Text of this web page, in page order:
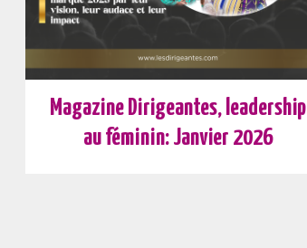
Magazine Dirigeantes, leadership
au féminin: Janvier 2026